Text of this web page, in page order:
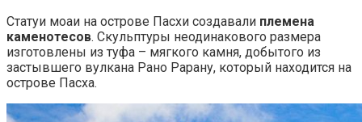
Статуи моаи на острове Пасхи создавали племена
каменотесов. Скульптуры неодинакового размера
изготовлены из туфа – мягкого камня, добытого из
застывшего вулкана Рано Рарану, который находится на
острове Пасха.